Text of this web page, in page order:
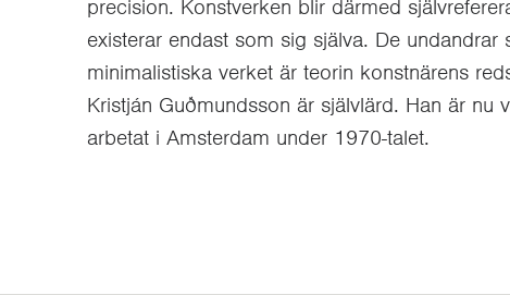
precision. Konstverken blir därmed
existerar endast som sig själva. De
minimalistiska verket är teorin konstnärens
Kristján Guðmundsson är självlärd. Han är
arbetat i Amsterdam under 1970-talet.